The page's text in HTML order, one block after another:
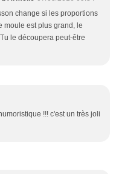
change si les proportions
moule est plus grand, le
le découpera peut-être
!!! c'est un très joli